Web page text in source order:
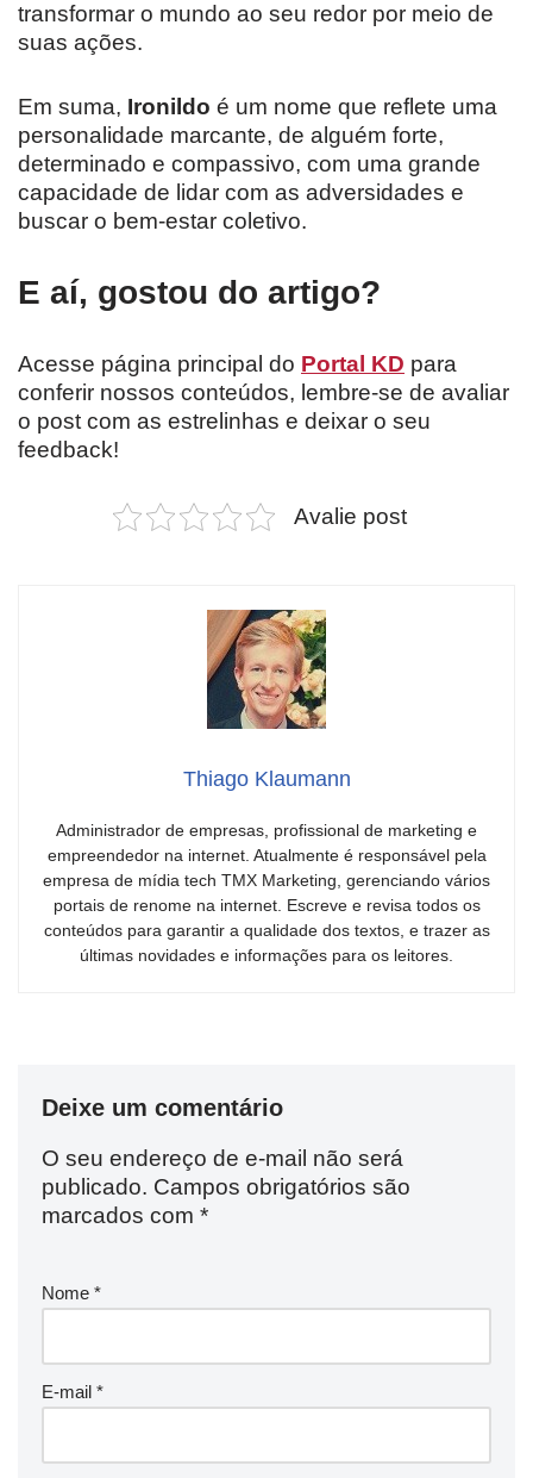
transformar o mundo ao seu redor por meio de
suas ações.
Em suma, Ironildo é um nome que reflete uma
personalidade marcante, de alguém forte,
determinado e compassivo, com uma grande
capacidade de lidar com as adversidades e
buscar o bem-estar coletivo.
E aí, gostou do artigo?
Acesse página principal do Portal KD para
conferir nossos conteúdos, lembre-se de avaliar
o post com as estrelinhas e deixar o seu
feedback!
Avalie post
Thiago Klaumann
Administrador de empresas, profissional de marketing e
empreendedor na internet. Atualmente é responsável pela
empresa de mídia tech TMX Marketing, gerenciando vários
portais de renome na internet. Escreve e revisa todos os
conteúdos para garantir a qualidade dos textos, e trazer as
últimas novidades e informações para os leitores.
Deixe um comentário
O seu endereço de e-mail não será
publicado. Campos obrigatórios são
marcados com *
Nome *
E-mail *